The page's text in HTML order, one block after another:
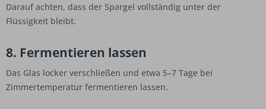
Darauf achten, dass der Spargel vollständig unter der
Flüssigkeit bleibt.
8. Fermentieren lassen
Das Glas locker verschließen und etwa 5–7 Tage bei
Zimmertemperatur fermentieren lassen.